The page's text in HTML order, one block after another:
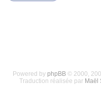
Powered by phpBB© 2000,
Traduction réalisée par Maël